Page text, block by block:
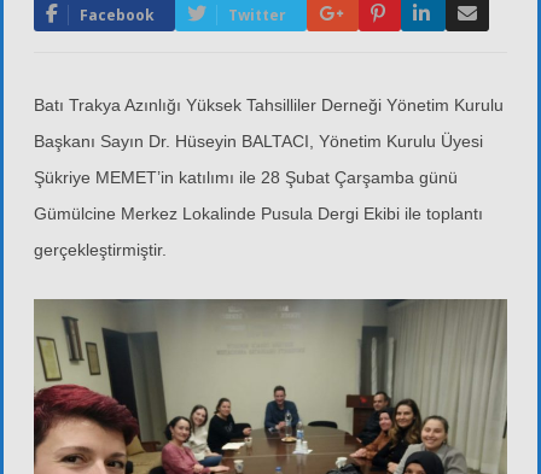
Facebook Twitter Google+PinterestLinkedIn
Batı Trakya Azınlığı Yüksek Tahsilliler Derneği Yönetim Kurulu
Başkanı Sayın Dr. Hüseyin BALTACI, Yönetim Kurulu Üyesi
Şükriye MEMET’in katılımı ile 28 Şubat Çarşamba günü
Gümülcine Merkez Lokalinde Pusula Dergi Ekibi ile toplantı
gerçekleştirmiştir.